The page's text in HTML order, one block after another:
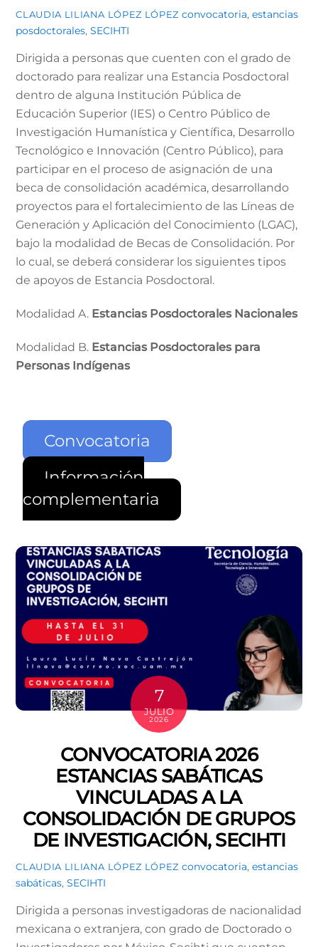
CLAUDIA LILIANA LÓPEZ LÓPEZ convocatoria, estancias
posdoctorales,SECIHTI
Dirigida a personas que cuenten con el grado de
doctorado para realizar una Estancia Posdoctoral
dentro de alguna Institución Pública de
Educación Superior (IES) o Centro Público de
Investigación Humanística y Científica, Desarrollo
Tecnológico e Innovación (Centro Público), para
participar en el proceso de asignación de una
beca de consolidación académica, desarrollando
proyectos para el fortalecimiento de las Líneas de
Generación y Aplicación del Conocimiento (LGAC),
bajo la modalidad de Becas de Consolidación. Por
lo cual, se deberá considerar los siguientes tipos
de apoyos de Estancia Posdoctoral.
Modalidad A. Estancias Posdoctorales Nacionales
Modalidad B. Estancias Posdoctorales para
Personas Indígenas
Convocatoria
Información
complementaria
7
JULIO
2026
CONVOCATORIA 2026
ESTANCIAS SABÁTICAS
VINCULADAS A LA
CONSOLIDACIÓN DE GRUPOS
DE INVESTIGACIÓN, SECIHTI
CLAUDIA LILIANA LÓPEZ LÓPEZ convocatoria, estancias
sabáticas,SECIHTI
Dirigida a personas investigadoras de nacionalidad
mexicana o extranjera, con grado de Doctorado o